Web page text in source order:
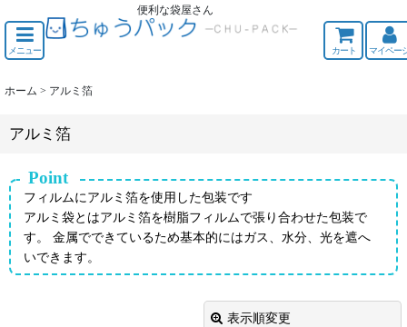
便利な袋屋さん
メニュー カート マイペー
ホーム > アルミ箔
アルミ箔
Point
フィルムにアルミ箔を使用した包装です
アルミ袋とはアルミ箔を樹脂フィルムで張り合わせた包装で
す。 金属でできているため基本的にはガス、水分、光を遮へ
いできます。
表示順変更